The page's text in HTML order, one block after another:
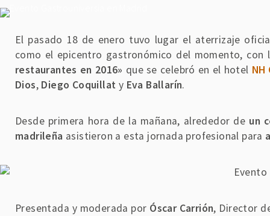
El pasado 18 de enero tuvo lugar el aterrizaje
como el epicentro gastronómico del momento,
restaurantes en 2016» que se celebró en el hotel
Dios, Diego Coquillat y Eva Ballarín.
Desde primera hora de la mañana, alrededor de un
madrileña asistieron a esta jornada profesional para
Presentada y moderada por Óscar Carrión, Director